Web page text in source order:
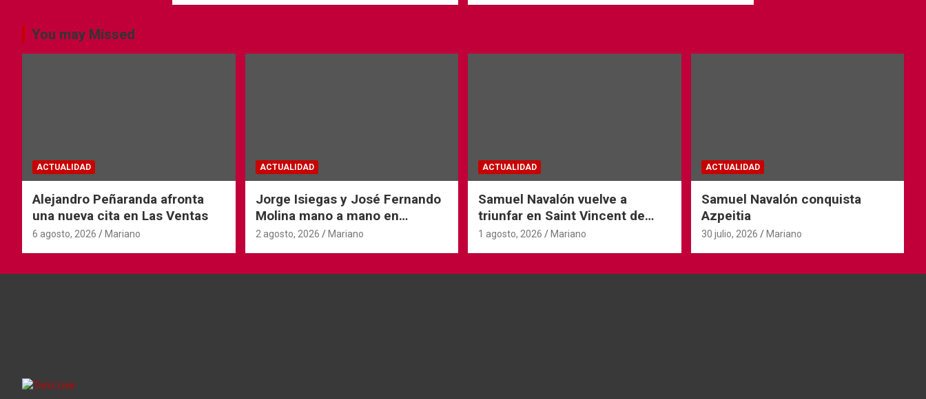
You may Missed
ACTUALIDAD
Alejandro Peñaranda afronta
una nueva cita en Las Ventas
6 agosto, 2026 Mariano
ACTUALIDAD
Jorge Isiegas y José Fernando
Molina mano a mano en
Andorra
2 agosto, 2026 Mariano
ACTUALIDAD
Samuel Navalón vuelve a
triunfar en Saint Vincent de
Tyrosse
1 agosto, 2026 Mariano
ACTUALIDAD
Samuel Navalón conquista
Azpeitia
30 julio, 2026 Mariano